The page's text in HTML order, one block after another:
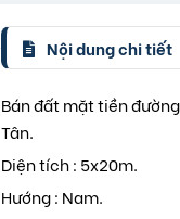
Nội dung chi tiết
Bán đất mặt tiền
Tân.
Diện tích : 5x20m.
Hướng : Nam.